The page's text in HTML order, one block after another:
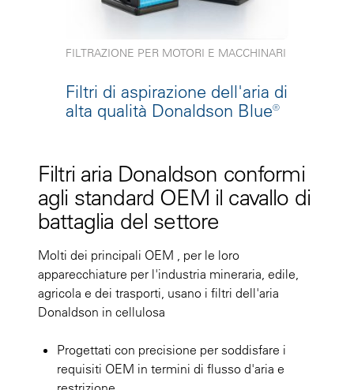
FILTRAZIONE PER MOTORI E MACCHINARI
Filtri di aspirazione dell'aria di
alta qualità Donaldson Blue®
Filtri aria Donaldson conformi
agli standard OEM il cavallo di
battaglia del settore
Molti dei principali OEM , per le loro
apparecchiature per l'industria mineraria, edile,
agricola e dei trasporti, usano i filtri dell'aria
Donaldson in cellulosa
Progettati con precisione per soddisfare i
requisiti OEM in termini di flusso d'aria e